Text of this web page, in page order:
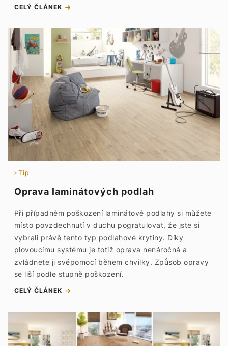
CELÝ ČLÁNEK
Tip
Oprava laminátových podlah
Při případném poškození laminátové podlahy si můžete
místo povzdechnutí v duchu pogratulovat, že jste si
vybrali právě tento typ podlahové krytiny. Díky
plovoucímu systému je totiž oprava nenáročná a
zvládnete ji svépomocí během chvilky. Způsob opravy
se liší podle stupně poškození.
CELÝ ČLÁNEK